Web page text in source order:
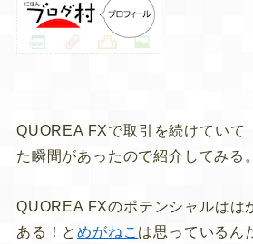
QUOREA FXで取引を続けていて
た瞬間があったので紹介してみる。
QUOREA FXのポテンシャルはは
ある！とめがねこ は思っているん